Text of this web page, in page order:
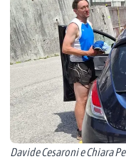
Davide Cesaroni e Chiara